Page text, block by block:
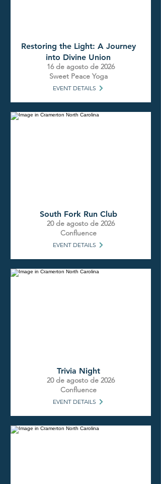
Restoring the Light: A Journey
into Divine Union
16 de agosto de 2026
Sweet Peace Yoga
EVENT DETAILS
South Fork Run Club
20 de agosto de 2026
Confluence
EVENT DETAILS
Trivia Night
20 de agosto de 2026
Confluence
EVENT DETAILS